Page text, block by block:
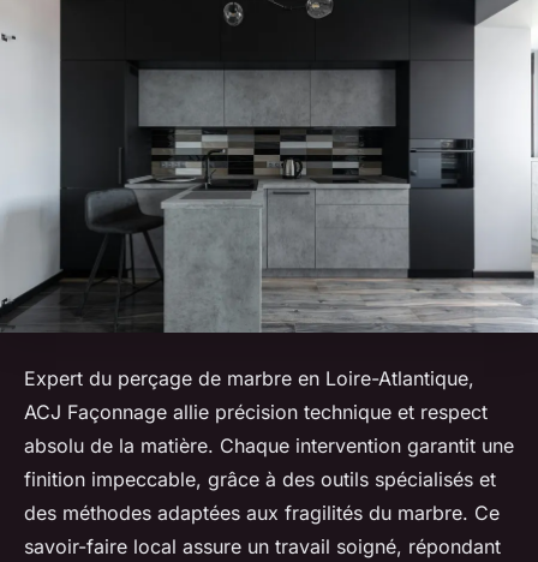
Expert du perçage de marbre en Loire-Atlantique,
ACJ Façonnage allie précision technique et respect
absolu de la matière. Chaque intervention garantit une
finition impeccable, grâce à des outils spécialisés et
des méthodes adaptées aux fragilités du marbre. Ce
savoir-faire local assure un travail soigné, répondant